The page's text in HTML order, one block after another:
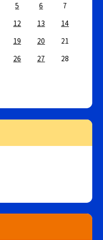
5 6
7
12 13
14
19 20
21
26 27
28